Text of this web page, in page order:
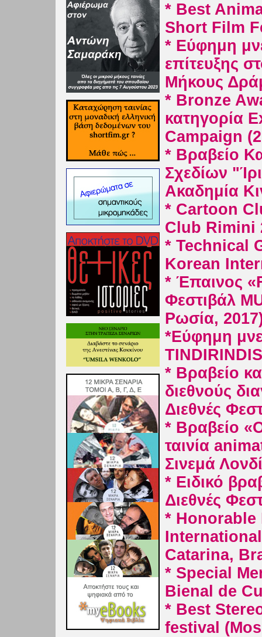
* Best
Short Film
* Εύφημη
επίτευξης
Μήκους
* Bronze
κατηγορία
Campaign
* Βραβείο
Σχεδίων
Ακαδημία
* Cartoon
Club Rimini
* Technical
Korean
* Έπαινος
Φεστιβάλ
Ρωσία,
*Εύφημη
* Βραβείο
διεθνούς
Διεθνές
* Βραβείο
ταινία
Σινεμά
* Ειδικό
Διεθνές
*
Catarina,
* Special
Bienal de
* Best
festival